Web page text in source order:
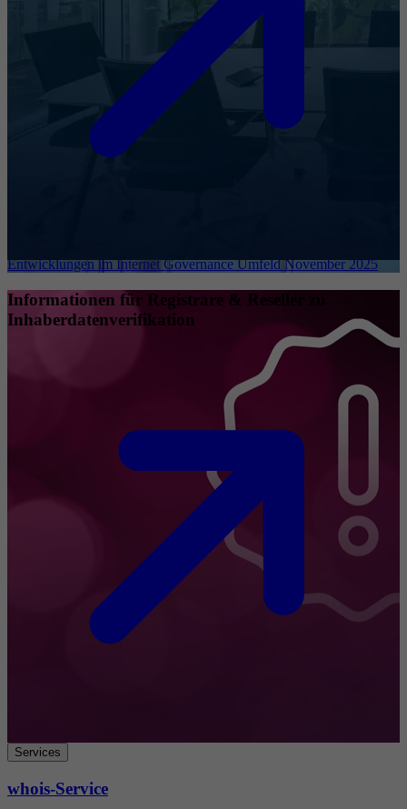
Entwicklungen im Internet Governance Umfeld November 2025
Informationen für Registrare & Reseller zu
Inhaberdatenverifikation
Services
whois-Service